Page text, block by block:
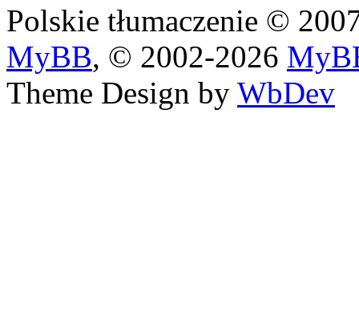
Polskie tłumaczenie ©
MyBB, © 2002-2026
Theme Design by WbDev